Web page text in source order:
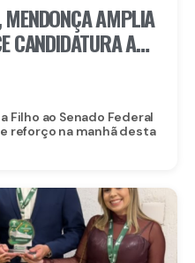
AMPLIA
CANDIDATURA AO
Filho ao Senado Federal
reforço na manhã desta